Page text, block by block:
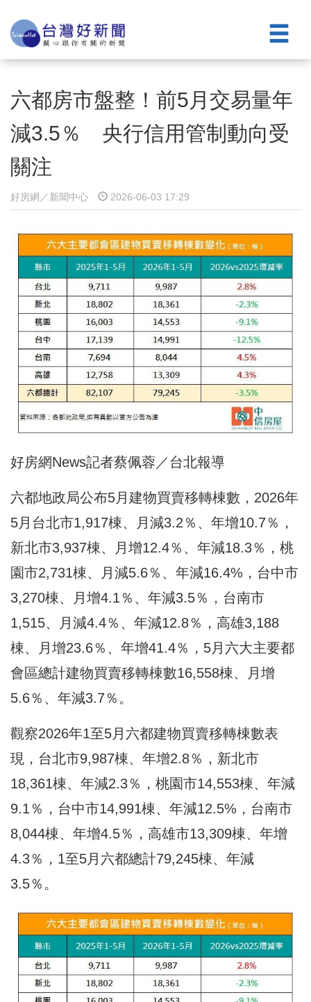
六都房市盤整！前5月交易量年
減3.5％ 央行信用管制動向受
關注
好房網／新聞中心 2026-06-03 17:29
好房網News記者蔡佩蓉／台北報導
六都地政局公布5月建物買賣移轉棟數，2026年
5月台北市1,917棟、月減3.2％、年增10.7％，
新北市3,937棟、月增12.4％、年減18.3％，桃
園市2,731棟、月減5.6％、年減16.4%，台中市
3,270棟、月增4.1％、年減3.5％，台南市
1,515、月減4.4％、年減12.8％，高雄3,188
棟、月增23.6％、年增41.4％，5月六大主要都
會區總計建物買賣移轉棟數16,558棟、月增
5.6％、年減3.7％。
觀察2026年1至5月六都建物買賣移轉棟數表
現，台北市9,987棟、年增2.8％，新北市
18,361棟、年減2.3％，桃園市14,553棟、年減
9.1％，台中市14,991棟、年減12.5%，台南市
8,044棟、年增4.5％，高雄市13,309棟、年增
4.3％，1至5月六都總計79,245棟、年減
3.5％。